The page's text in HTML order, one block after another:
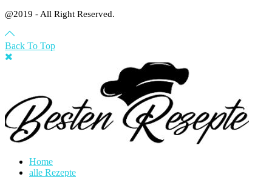
@2019 - All Right Reserved.
Back To Top
Home
alle Rezepte